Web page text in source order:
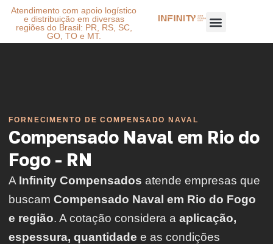
Atendimento com apoio logístico
e distribuição em diversas
regiões do Brasil: PR, RS, SC,
GO, TO e MT.
FORNECIMENTO DE COMPENSADO NAVAL
Compensado Naval em Rio do
Fogo - RN
A Infinity Compensados atende empresas que
buscam Compensado Naval em Rio do Fogo
e região. A cotação considera a aplicação,
espessura, quantidade e as condições